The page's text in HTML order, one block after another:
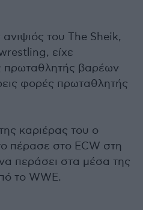
του The Sheik,
είχε
πρωταθλητής βαρέων
φορές πρωταθλητής
καριέρας του ο
πέρασε στο ECW στη
περάσει στα μέσα της
το WWE.